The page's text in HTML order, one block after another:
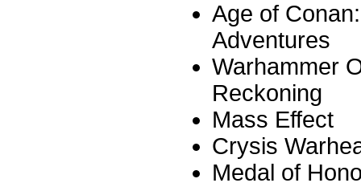
Age of
Adventures
Warhammer
Reckoning
Mass Effect
Crysis
Medal of